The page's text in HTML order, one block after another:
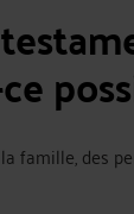
famille, des